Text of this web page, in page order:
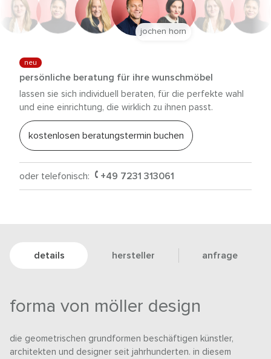
neu
persönliche beratung für ihre wunschmöbel
lassen sie sich individuell beraten, für die perfekte wahl
und eine einrichtung, die wirklich zu ihnen passt.
kostenlosen beratungstermin buchen
oder telefonisch: +49 7231 313061
jochen horn
details hersteller anfrage
forma von möller design
die geometrischen grundformen beschäftigen künstler,
architekten und designer seit jahrhunderten. in diesem